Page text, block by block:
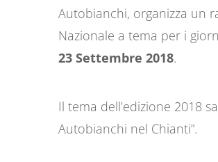
Autobianchi, organizza un
Nazionale a tema per i
23 Settembre 2018.
Il tema dell’edizione 2018
Autobianchi nel Chianti”.